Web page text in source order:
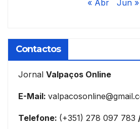
« Abr Jun »
Contactos
Jornal Valpaços Online
E-Mail:
Telefone: (+351) 278 097 783